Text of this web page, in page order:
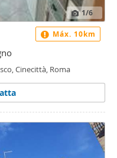
1/6
Cinecittà, Roma
Máx. 10km